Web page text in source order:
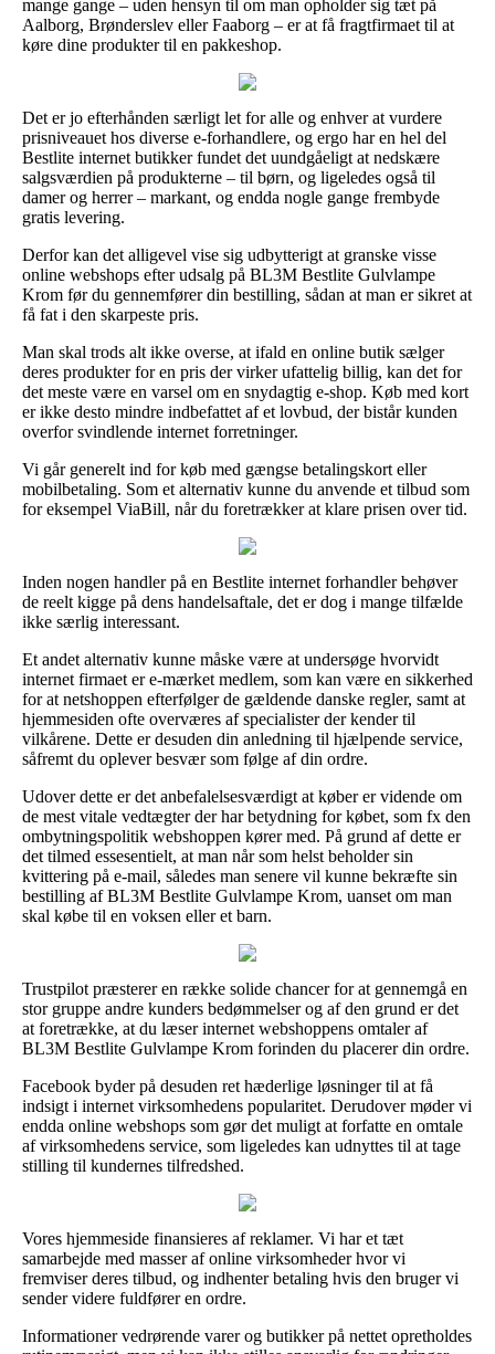
mange gange – uden hensyn til om man opholder sig tæt på
Aalborg, Brønderslev eller Faaborg – er at få fragtfirmaet til at
køre dine produkter til en pakkeshop.
Det er jo efterhånden særligt let for alle og enhver at vurdere
prisniveauet hos diverse e-forhandlere, og ergo har en hel del
Bestlite internet butikker fundet det uundgåeligt at nedskære
salgsværdien på produkterne – til børn, og ligeledes også til
damer og herrer – markant, og endda nogle gange frembyde
gratis levering.
Derfor kan det alligevel vise sig udbytterigt at granske visse
online webshops efter udsalg på BL3M Bestlite Gulvlampe
Krom før du gennemfører din bestilling, sådan at man er sikret at
få fat i den skarpeste pris.
Man skal trods alt ikke overse, at ifald en online butik sælger
deres produkter for en pris der virker ufattelig billig, kan det for
det meste være en varsel om en snydagtig e-shop. Køb med kort
er ikke desto mindre indbefattet af et lovbud, der bistår kunden
overfor svindlende internet forretninger.
Vi går generelt ind for køb med gængse betalingskort eller
mobilbetaling. Som et alternativ kunne du anvende et tilbud som
for eksempel ViaBill, når du foretrækker at klare prisen over tid.
Inden nogen handler på en Bestlite internet forhandler behøver
de reelt kigge på dens handelsaftale, det er dog i mange tilfælde
ikke særlig interessant.
Et andet alternativ kunne måske være at undersøge hvorvidt
internet firmaet er e-mærket medlem, som kan være en sikkerhed
for at netshoppen efterfølger de gældende danske regler, samt at
hjemmesiden ofte overværes af specialister der kender til
vilkårene. Dette er desuden din anledning til hjælpende service,
såfremt du oplever besvær som følge af din ordre.
Udover dette er det anbefalelsesværdigt at køber er vidende om
de mest vitale vedtægter der har betydning for købet, som fx den
ombytningspolitik webshoppen kører med. På grund af dette er
det tilmed essesentielt, at man når som helst beholder sin
kvittering på e-mail, således man senere vil kunne bekræfte sin
bestilling af BL3M Bestlite Gulvlampe Krom, uanset om man
skal købe til en voksen eller et barn.
Trustpilot præsterer en række solide chancer for at gennemgå en
stor gruppe andre kunders bedømmelser og af den grund er det
at foretrække, at du læser internet webshoppens omtaler af
BL3M Bestlite Gulvlampe Krom forinden du placerer din ordre.
Facebook byder på desuden ret hæderlige løsninger til at få
indsigt i internet virksomhedens popularitet. Derudover møder vi
endda online webshops som gør det muligt at forfatte en omtale
af virksomhedens service, som ligeledes kan udnyttes til at tage
stilling til kundernes tilfredshed.
Vores hjemmeside finansieres af reklamer. Vi har et tæt
samarbejde med masser af online virksomheder hvor vi
fremviser deres tilbud, og indhenter betaling hvis den bruger vi
sender videre fuldfører en ordre.
Informationer vedrørende varer og butikker på nettet opretholdes